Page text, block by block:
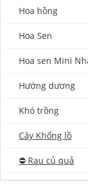
Hoa hồng
Hoa Sen
Hoa sen Mini
Hướng dương
Khó trồng
Cây Khổng lồ
⛔️ Rau củ quả